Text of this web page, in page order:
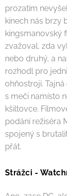
prozatím
kinech nás brzy
kingsmanovský
zvažoval, zda
nebo druhý, a
rozhodl pro
ohňostroji.
s meči namísto
kšiltovce.
podání režiséra
spojený s
přát.
Strážci -